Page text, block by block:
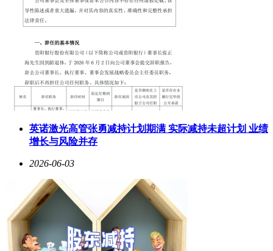
英诺激光高管张勇减持计划期满 实际减持未超计划 业绩
增长与风险并存
2026-06-03